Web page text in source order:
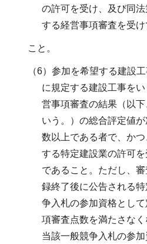
の許可を受け、及び同
する経営事項審査を受
こと。
（6）参加を希望する建設
に規定する建設工事を
営事項審査の結果（以
いう。）の総合評定値
数以上である者で、か
する特定建設業の許可
であること。ただし、
録終了後に公告される
争入札の参加資格とし
項審査点数を満たさな
当該一般競争入札の参